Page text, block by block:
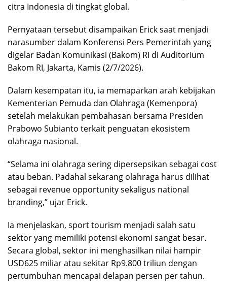
citra Indonesia di tingkat global.
Pernyataan tersebut disampaikan Erick saat menjadi
narasumber dalam Konferensi Pers Pemerintah yang
digelar Badan Komunikasi (Bakom) RI di Auditorium
Bakom RI, Jakarta, Kamis (2/7/2026).
Dalam kesempatan itu, ia memaparkan arah kebijakan
Kementerian Pemuda dan Olahraga (Kemenpora)
setelah melakukan pembahasan bersama Presiden
Prabowo Subianto terkait penguatan ekosistem
olahraga nasional.
“Selama ini olahraga sering dipersepsikan sebagai cost
atau beban. Padahal sekarang olahraga harus dilihat
sebagai revenue opportunity sekaligus national
branding,” ujar Erick.
Ia menjelaskan, sport tourism menjadi salah satu
sektor yang memiliki potensi ekonomi sangat besar.
Secara global, sektor ini menghasilkan nilai hampir
USD625 miliar atau sekitar Rp9.800 triliun dengan
pertumbuhan mencapai delapan persen per tahun.